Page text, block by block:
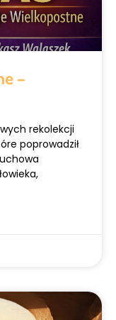
–
rekolekcji
poprowadził